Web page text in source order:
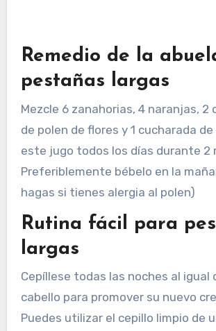
Remedio de la
pestañas largas
Mezcle 6 zanahorias, 4 naranjas, 2
de polen de flores y 1 cucharada
este jugo todos los días durante 2
Preferiblemente bébelo en la
hagas si tienes alergia al polen)
Rutina fácil para
largas
Cepíllese todas las noches al igual
cabello para promover su nuevo
Puedes utilizar el cepillo limpio de